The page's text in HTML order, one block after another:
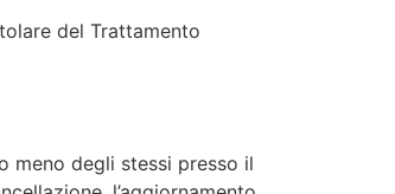
del Trattamento
meno degli stessi presso il